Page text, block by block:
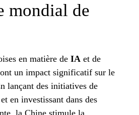
mondial de
en matière de IA et de
un impact significatif sur le
lançant des initiatives de
en investissant dans des